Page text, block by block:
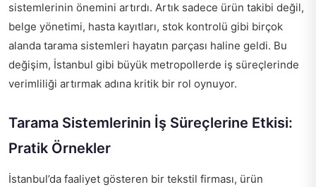
sistemlerinin önemini artırdı. Artık sadece ürün takibi değil,
belge yönetimi, hasta kayıtları, stok kontrolü gibi birçok
alanda tarama sistemleri hayatın parçası haline geldi. Bu
değişim, İstanbul gibi büyük metropollerde iş süreçlerinde
verimliliği artırmak adına kritik bir rol oynuyor.
Tarama Sistemlerinin İş Süreçlerine Etkisi:
Pratik Örnekler
İstanbul’da faaliyet gösteren bir tekstil firması, ürün